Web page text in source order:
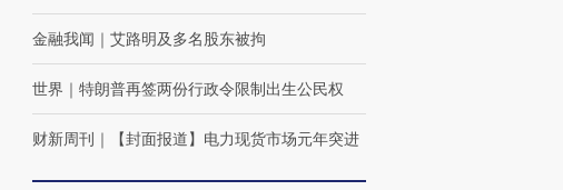
金融我闻 ｜ 艾路明及多名股东被拘
世界 ｜ 特朗普再签两份行政令限制出生公民权
财新周刊 ｜ 【封面报道】电力现货市场元年突进